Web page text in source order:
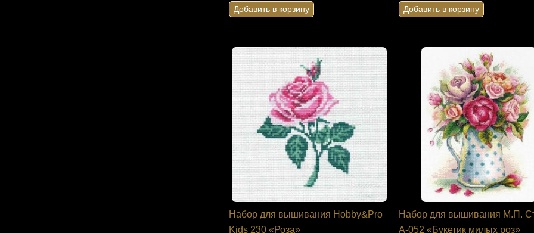
Добавить в корзину Добавить в корзину
Набор для вышивания Hobby&Pro
Kids 230 «Роза»
Набор для вышивания М.П.
А-052 «Букетик милых роз»